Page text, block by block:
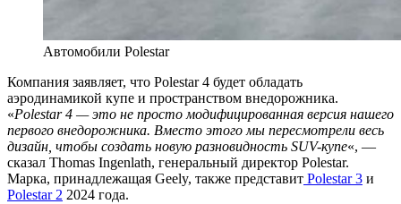
Автомобили Polestar
Компания заявляет, что Polestar 4 будет обладать
аэродинамикой купе и пространством внедорожника.
«Polestar 4 — это не просто модифицированная версия нашего
первого внедорожника. Вместо этого мы пересмотрели весь
дизайн, чтобы создать новую разновидность SUV-купе«, —
сказал Thomas Ingenlath, генеральный директор Polestar.
Марка, принадлежащая Geely, также представит Polestar 3 и
Polestar 2 2024 года.